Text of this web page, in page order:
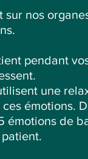
nos
pendant
une
émotions.
émotions de